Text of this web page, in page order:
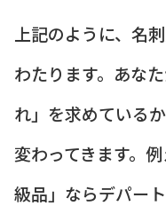
上記のように、名
わたります。あな
れ」を求めている
変わってきます。
級品」ならデパー